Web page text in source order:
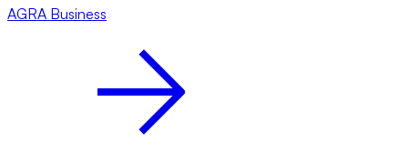
AGRA Business